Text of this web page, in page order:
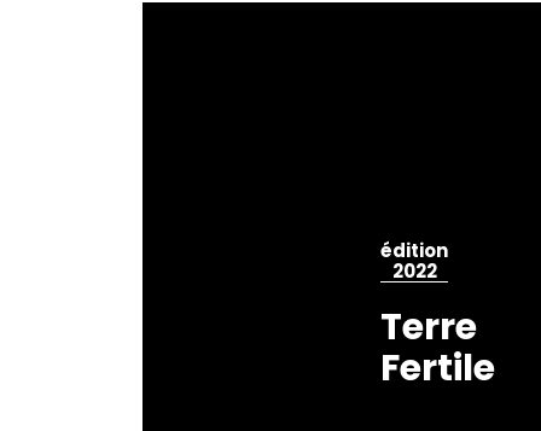
édition
2022
Terre
Fertile